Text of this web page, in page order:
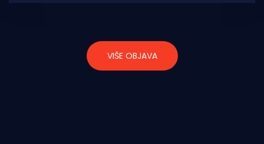
ispisao
VIŠE OBJAVA